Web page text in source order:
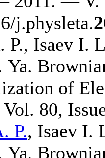
j.physleta.
P., Isaev I.
Ya.
of
80,
P., Isaev I.
Ya.